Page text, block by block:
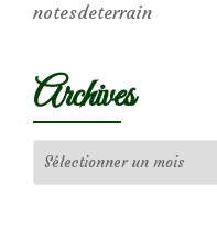
notesdeterrain
Archives